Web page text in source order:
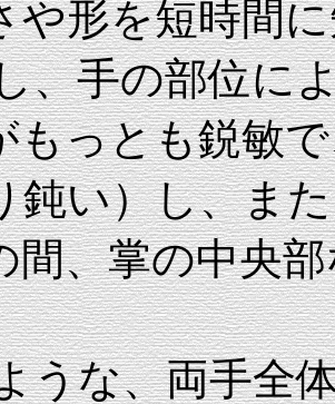
や形を短時間
手の部位によ
もっとも鋭敏
鈍い）し、ま
間、掌の中央
な、両手全体